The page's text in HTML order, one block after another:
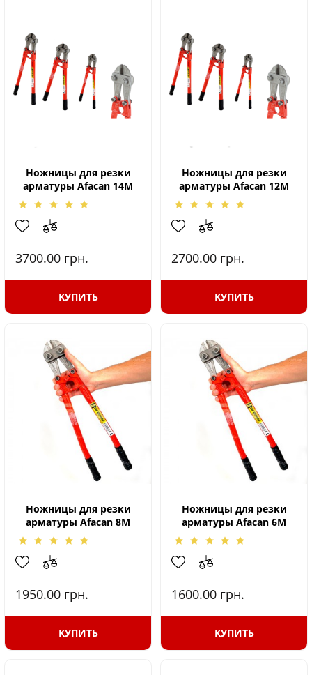
Ножницы для резки
арматуры Afacan 14M
3700.00 грн.
КУПИТЬ
Ножницы для резки
арматуры Afacan 12M
2700.00 грн.
КУПИТЬ
Ножницы для резки
арматуры Afacan 8M
1950.00 грн.
КУПИТЬ
Ножницы для резки
арматуры Afacan 6M
1600.00 грн.
КУПИТЬ